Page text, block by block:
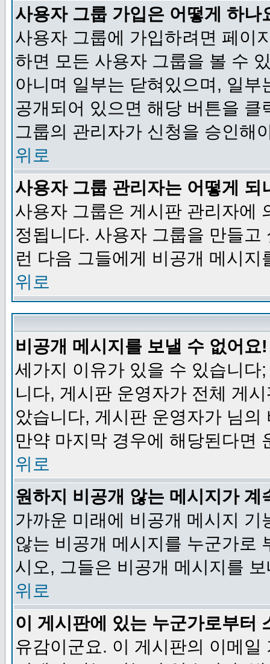
사용자 그룹 가입은 어떻게 하나
사용자 그룹에 가입하려면 페이
하면 모든 사용자 그룹을 볼 수
아니며 일부는 닫혀있으며, 일
공개되어 있으면 해당 버튼을
그룹의 관리자가 신청을 승인해
위로
사용자 그룹 관리자는 어떻게 되
사용자 그룹은 게시판 관리자에
정됩니다. 사용자 그룹을 만들
런 다음 그들에게 비공개 메시지
위로
비공개 메시지를 보낼 수 없어요!
세가지 이유가 있을 수 있습니
니다, 게시판 운영자가 전체 게
았습니다, 게시판 운영자가 님
만약 마지막 경우에 해당된다면
위로
원하지 비공개 않는 메시지가 계
가까운 미래에 비공개 메시지
않는 비공개 메시지를 누군가로
시오, 그들은 비공개 메시지를
위로
이 게시판에 있는 누군가로부터
유감이군요. 이 게시판의 이메